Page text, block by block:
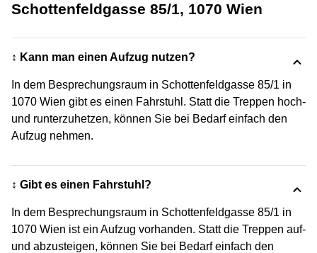
Schottenfeldgasse 85/1, 1070 Wien
↕️ Kann man einen Aufzug nutzen?
In dem Besprechungsraum in Schottenfeldgasse 85/1 in
1070 Wien gibt es einen Fahrstuhl. Statt die Treppen hoch-
und runterzuhetzen, können Sie bei Bedarf einfach den
Aufzug nehmen.
↕️ Gibt es einen Fahrstuhl?
In dem Besprechungsraum in Schottenfeldgasse 85/1 in
1070 Wien ist ein Aufzug vorhanden. Statt die Treppen auf-
und abzusteigen, können Sie bei Bedarf einfach den